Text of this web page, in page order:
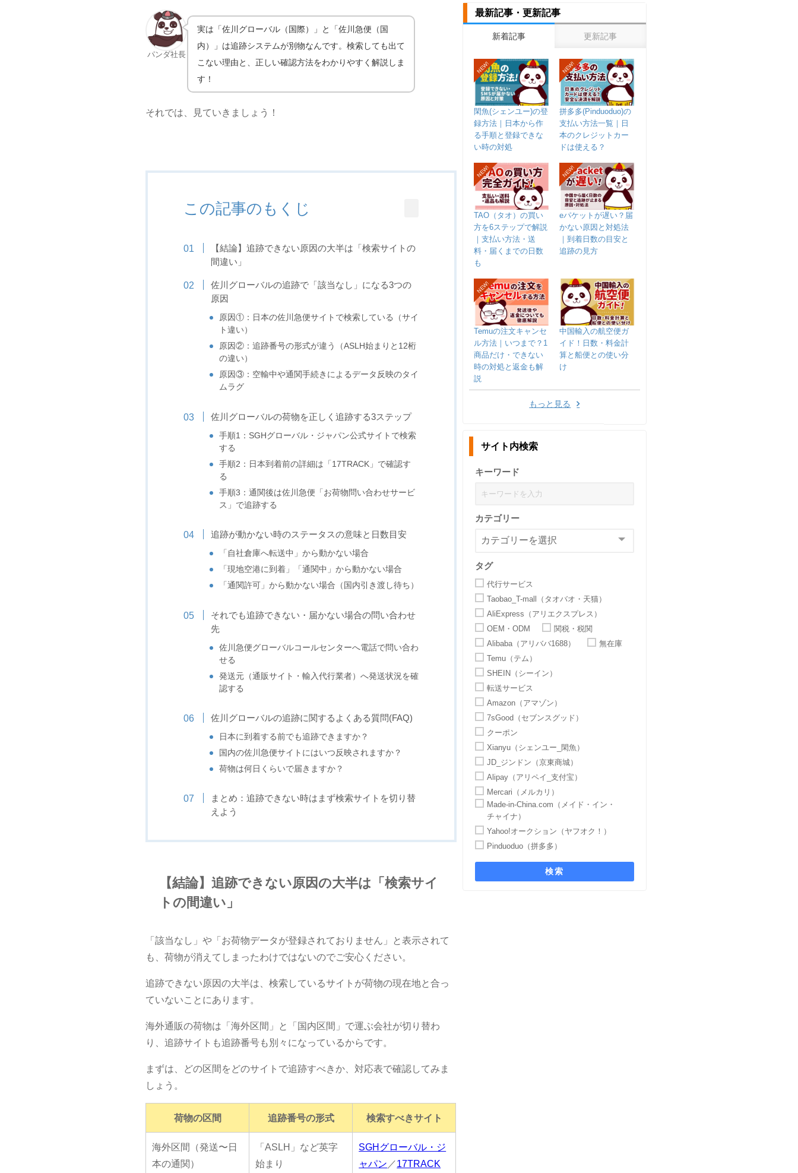
パンダ社長
実は「佐川グローバル（国際）」と「佐川急便（国
内）」は追跡システムが別物なんです。検索しても出て
こない理由と、正しい確認方法をわかりやすく解説しま
す！
それでは、見ていきましょう！
この記事のもくじ
【結論】追跡できない原因の大半は「検索サイトの
間違い」
佐川グローバルの追跡で「該当なし」になる3つの
原因
原因①：日本の佐川急便サイトで検索している（サイ
ト違い）
原因②：追跡番号の形式が違う（ASLH始まりと12桁
の違い）
原因③：空輸中や通関手続きによるデータ反映のタイ
ムラグ
佐川グローバルの荷物を正しく追跡する3ステップ
手順1：SGHグローバル・ジャパン公式サイトで検索
する
手順2：日本到着前の詳細は「17TRACK」で確認す
る
手順3：通関後は佐川急便「お荷物問い合わせサービ
ス」で追跡する
追跡が動かない時のステータスの意味と日数目安
「自社倉庫へ転送中」から動かない場合
「現地空港に到着」「通関中」から動かない場合
「通関許可」から動かない場合（国内引き渡し待ち）
それでも追跡できない・届かない場合の問い合わせ
先
佐川急便グローバルコールセンターへ電話で問い合わ
せる
発送元（通販サイト・輸入代行業者）へ発送状況を確
認する
佐川グローバルの追跡に関するよくある質問(FAQ)
日本に到着する前でも追跡できますか？
国内の佐川急便サイトにはいつ反映されますか？
荷物は何日くらいで届きますか？
まとめ：追跡できない時はまず検索サイトを切り替
えよう
【結論】追跡できない原因の大半は「検索サイ
トの間違い」
「該当なし」や「お荷物データが登録されておりません」と表示されて
も、荷物が消えてしまったわけではないのでご安心ください。
追跡できない原因の大半は、検索しているサイトが荷物の現在地と合っ
ていないことにあります。
海外通販の荷物は「海外区間」と「国内区間」で運ぶ会社が切り替わ
り、追跡サイトも追跡番号も別々になっているからです。
まずは、どの区間をどのサイトで追跡すべきか、対応表で確認してみま
しょう。
荷物の区間 追跡番号の形式 検索すべきサイト
海外区間（発送〜日
本の通関）
「ASLH」など英字
始まり
SGHグローバル・ジ
ャパン ／17TRACK
最新記事・更新記事
新着記事 更新記事
NEW!
閑魚(シェンユー)の登
録方法｜日本から作
る手順と登録できな
い時の対処
NEW!
拼多多(Pinduoduo)の
支払い方法一覧｜日
本のクレジットカー
ドは使える？
NEW!
TAO（タオ）の買い
方を6ステップで解説
｜支払い方法・送
料・届くまでの日数
も
NEW!
eパケットが遅い？届
かない原因と対処法
｜到着日数の目安と
追跡の見方
NEW!
Temuの注文キャンセ
ル方法｜いつまで？1
商品だけ・できない
時の対処と返金も解
説
中国輸入の航空便ガ
イド！日数・料金計
算と船便との使い分
け
もっと見る
サイト内検索
キーワード
カテゴリー
タグ
代行サービス
Taobao_T-mall（タオバオ・天猫）
AliExpress（アリエクスプレス）
OEM・ODM
関税・税関
Alibaba（アリババ1688）
無在庫
Temu（テム）
SHEIN（シーイン）
転送サービス
Amazon（アマゾン）
7sGood（セブンスグッド）
クーポン
Xianyu（シェンユー_閑魚）
JD_ジンドン（京東商城）
Alipay（アリペイ_支付宝）
Mercari（メルカリ）
Made-in-China.com（メイド・イン・
チャイナ）
Yahoo!オークション（ヤフオク！）
Pinduoduo（拼多多）
検索